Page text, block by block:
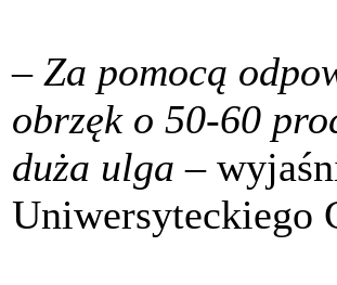
– Za pomocą
obrzęk o 50-60
duża ulga –
Uniwersyteckiego